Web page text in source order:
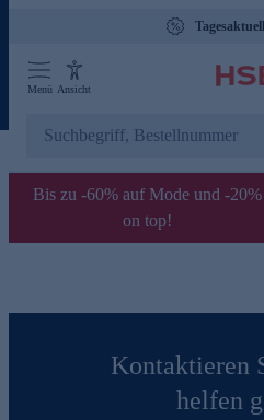
Menü Ansicht
Bis zu -60% auf Mode und -20%
on top!
Kontaktieren
helfen